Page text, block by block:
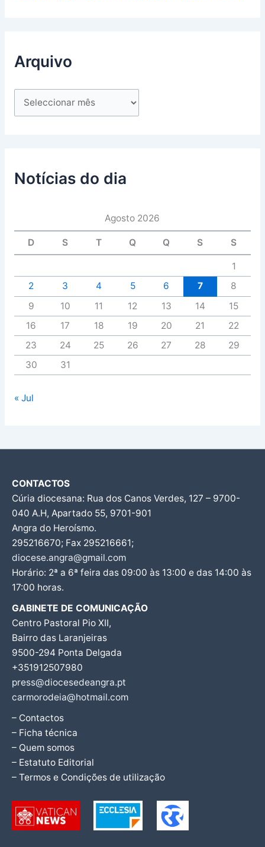
Arquivo
Notícias do dia
Agosto 2026
D S T Q Q S S
1
2
3 4 5 6 7
8
9
10 11 12 13 14
15
16
17 18 19 20 21
22
23
24 25 26 27 28
29
30
31
« Jul
CONTACTOS
Cúria diocesana: Rua dos Canos Verdes, 127 – 9700-
040 A.H, Apartado 55, 9701-901
Angra do Heroísmo.
295216670; Fax 295216661;
diocese.angra@gmail.com
Horário: 2ª a 6ª feira das 09:00 às 13:00 e das 14:00 às
17:00 horas.
GABINETE DE COMUNICAÇÃO
Centro Pastoral Pio XII,
Bairro das Laranjeiras
9500-294 Ponta Delgada
+351912507980
press@diocesedeangra.pt
carmorodeia@hotmail.com
– Contactos
– Ficha técnica
– Quem somos
– Estatuto Editorial
– Termos e Condições de utilização